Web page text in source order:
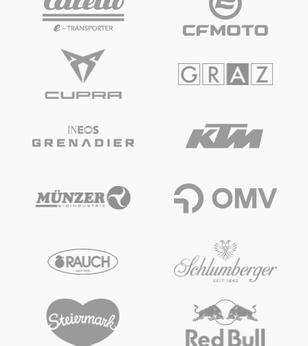
Glossar
Alle anzeigen